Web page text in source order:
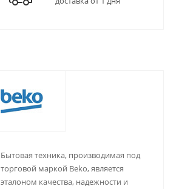
Бытовая техника, производимая под
торговой маркой Beko, является
эталоном качества, надежности и